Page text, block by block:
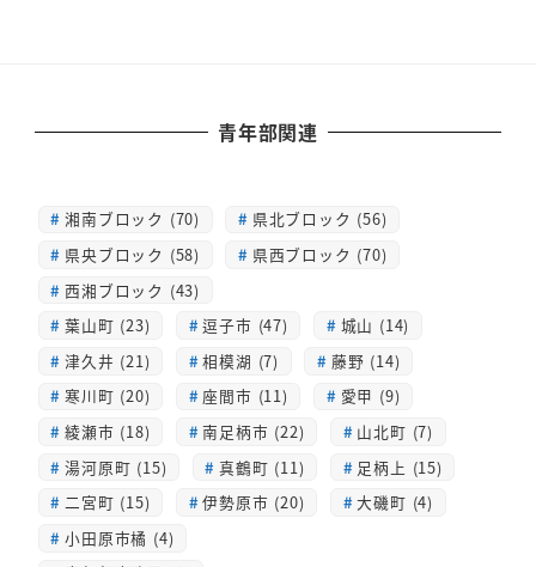
青年部関連
湘南ブロック (70)
県北ブロック (56)
県央ブロック (58)
県西ブロック (70)
西湘ブロック (43)
葉山町 (23)
逗子市 (47)
城山 (14)
津久井 (21)
相模湖 (7)
藤野 (14)
寒川町 (20)
座間市 (11)
愛甲 (9)
綾瀬市 (18)
南足柄市 (22)
山北町 (7)
湯河原町 (15)
真鶴町 (11)
足柄上 (15)
二宮町 (15)
伊勢原市 (20)
大磯町 (4)
小田原市橘 (4)